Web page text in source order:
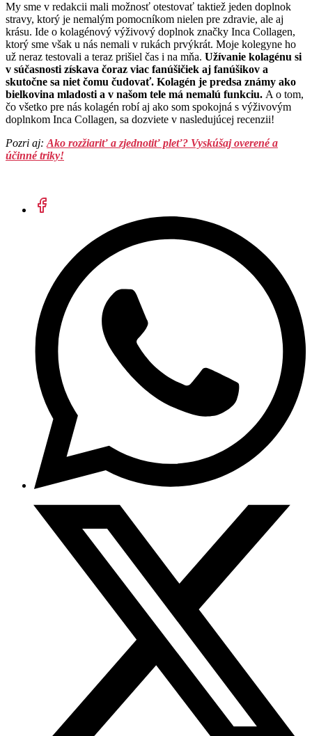
My sme v redakcii mali možnosť otestovať taktiež jeden doplnok
stravy, ktorý je nemalým pomocníkom nielen pre zdravie, ale aj
krásu. Ide o kolagénový výživový doplnok značky Inca Collagen,
ktorý sme však u nás nemali v rukách prvýkrát. Moje kolegyne ho
už neraz testovali a teraz prišiel čas i na mňa. Užívanie kolagénu si
v súčasnosti získava čoraz viac fanúšičiek aj fanúšikov a
skutočne sa niet čomu čudovať. Kolagén je predsa známy ako
bielkovina mladosti a v našom tele má nemalú funkciu. A o tom,
čo všetko pre nás kolagén robí aj ako som spokojná s výživovým
doplnkom Inca Collagen, sa dozviete v nasledujúcej recenzii!
Pozri aj:Ako rozžiariť a zjednotiť pleť? Vyskúšaj overené a
účinné triky!